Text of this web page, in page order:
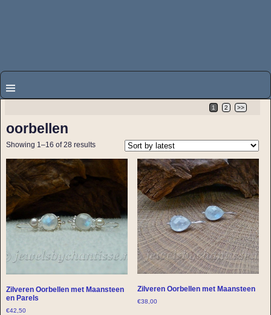
1 2 >>
oorbellen
Showing 1–16 of 28 results
Zilveren Oorbellen met Maansteen
en Parels
€42,50
Zilveren Oorbellen met Maansteen
€38,00